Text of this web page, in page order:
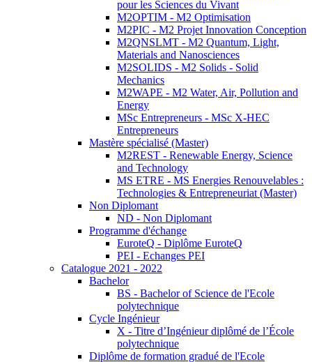
pour les Sciences du Vivant
M2OPTIM - M2 Optimisation
M2PIC - M2 Projet Innovation Conception
M2QNSLMT - M2 Quantum, Light,
Materials and Nanosciences
M2SOLIDS - M2 Solids - Solid
Mechanics
M2WAPE - M2 Water, Air, Pollution and
Energy
MSc Entrepreneurs - MSc X-HEC
Entrepreneurs
Mastère spécialisé (Master)
M2REST - Renewable Energy, Science
and Technology
MS ETRE - MS Energies Renouvelables :
Technologies & Entrepreneuriat (Master)
Non Diplomant
ND - Non Diplomant
Programme d'échange
EuroteQ - Diplôme EuroteQ
PEI - Echanges PEI
Catalogue 2021 - 2022
Bachelor
BS - Bachelor of Science de l'Ecole
polytechnique
Cycle Ingénieur
X - Titre d’Ingénieur diplômé de l’École
polytechnique
Diplôme de formation gradué de l'Ecole